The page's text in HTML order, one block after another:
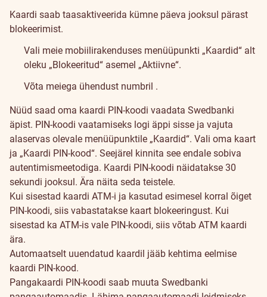
Kaardi saab taasaktiveerida kümne päeva jooksul pärast
blokeerimist.
Vali meie mobiilirakenduses menüüpunkti „Kaardid“ alt
oleku „Blokeeritud“ asemel „Aktiivne“.
Võta meiega ühendust numbril .
Nüüd saad oma kaardi PIN-koodi vaadata Swedbanki
äpist. PIN-koodi vaatamiseks logi äppi sisse ja vajuta
alaservas olevale menüüpunktile „Kaardid“. Vali oma kaart
ja „Kaardi PIN-kood“. Seejärel kinnita see endale sobiva
autentimismeetodiga. Kaardi PIN-koodi näidatakse 30
sekundi jooksul. Ära näita seda teistele.
Kui sisestad kaardi ATM-i ja kasutad esimesel korral õiget
PIN-koodi, siis vabastatakse kaart blokeeringust. Kui
sisestad ka ATM-is vale PIN-koodi, siis võtab ATM kaardi
ära.
Automaatselt uuendatud kaardil jääb kehtima eelmise
kaardi PIN-kood.
Pangakaardi PIN-koodi saab muuta Swedbanki